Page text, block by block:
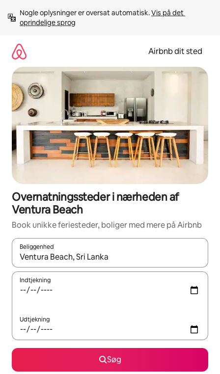
videre
Nogle oplysninger er oversat automatisk. Vis på det
oprindelige sprog
Airbnb dit sted
Overnatningssteder i nærheden af
Ventura Beach
Book unikke feriesteder, boliger med mere på Airbnb
Beliggenhed
Når resultaterne er tilgængelige, skal du navigere med
Indtjekning
Udtjekning
Søg